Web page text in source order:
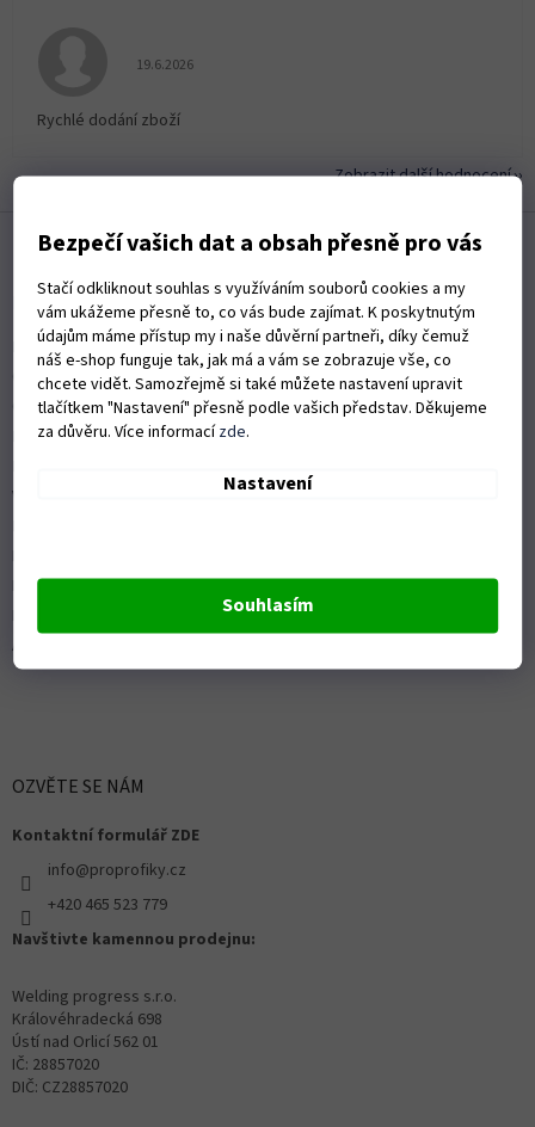
Bezpečí vašich dat a obsah přesně pro vás
Stačí odkliknout souhlas s využíváním souborů cookies a my
vám ukážeme přesně to, co vás bude zajímat. K poskytnutým
údajům máme přístup my i naše důvěrní partneři, díky čemuž
náš e-shop funguje tak, jak má a vám se zobrazuje vše, co
chcete vidět. Samozřejmě si také můžete nastavení upravit
tlačítkem "Nastavení" přesně podle vašich představ. Děkujeme
za důvěru. Více informacízde.
Nastavení
Souhlasím
Hodnocení obchodu je 5 z 5 hvězdiček.
19.6.2026
Rychlé dodání zboží
Zobrazit další hodnocení
Informace pro vás
Kontakty
Obchodní podmínky
Ochrana osobních údajů
Možnosti dopravy
Vrácení zboží a reklamace
Politika kvality
Autorizovaný servis Husqvarna
OZVĚTE SE NÁM
Kontaktní formulář ZDE
info@proprofiky.cz
+420 465 523 779
Navštivte kamennou prodejnu:
Welding progress s.r.o.
Královéhradecká 698
Ústí nad Orlicí 562 01
IČ: 28857020
DIČ: CZ28857020